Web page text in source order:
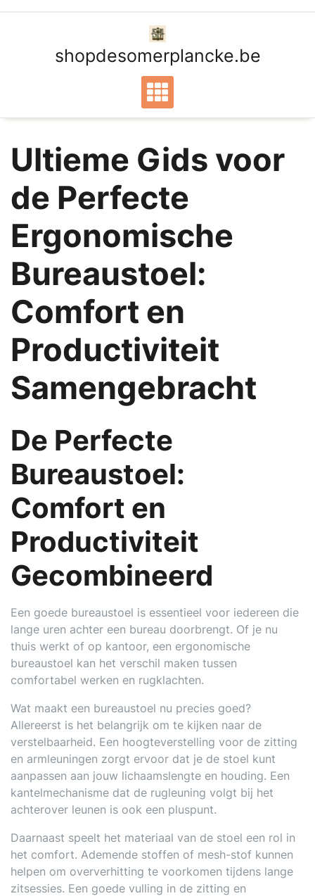
shopdesomerplancke.be
Ultieme Gids voor
de Perfecte
Ergonomische
Bureaustoel:
Comfort en
Productiviteit
Samengebracht
De Perfecte
Bureaustoel:
Comfort en
Productiviteit
Gecombineerd
Een goede bureaustoel is essentieel voor iedereen die
lange uren achter een bureau doorbrengt. Of je nu
thuis werkt of op kantoor, een ergonomische
bureaustoel kan het verschil maken tussen
comfortabel werken en rugklachten.
Wat maakt een bureaustoel nu precies goed?
Allereerst is het belangrijk om te kijken naar de
verstelbaarheid. Een hoogteverstelling voor de zitting
en armleuningen zorgt ervoor dat je de stoel kunt
aanpassen aan jouw lichaamslengte en houding. Een
kantelmechanisme dat de rugleuning volgt bij het
achterover leunen is ook een pluspunt.
Daarnaast speelt het materiaal van de stoel een rol in
het comfort. Ademende stoffen of mesh-stof kunnen
helpen om oververhitting te voorkomen tijdens lange
zitsessies. Een goede vulling in de zitting en